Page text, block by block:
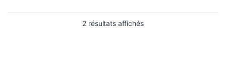
2 résultats affichésTrié du plus récent au